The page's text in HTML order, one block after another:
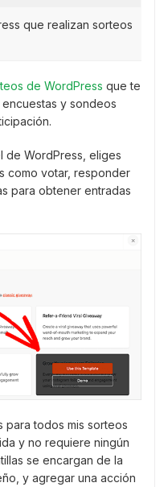
que realizan sorteos
de WordPress que te
y sondeos
de WordPress, eliges
como votar, responder
para obtener entradas
para todos mis sorteos
y no requiere ningún
se encargan de la
y agregar una acción